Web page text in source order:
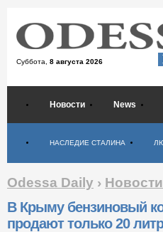
Суббота, 8 августа 2026
Новости News
НАСЛЕДИЕ СТАЛИНА
Odessa Daily › Новости
В Крыму бензиновый
продают только 20